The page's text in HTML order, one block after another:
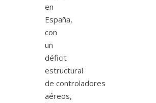
en
España,
con
un
déficit
estructural
de controladores
aéreos,